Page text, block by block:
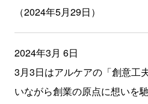
（2024年5月29日）
2024年3月 6日
3月3日はアルケアの「創意
いながら創業の原点に想いを